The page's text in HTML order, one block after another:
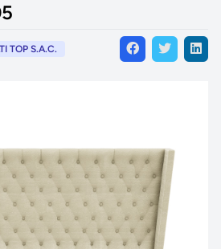
TOP S.A.C.